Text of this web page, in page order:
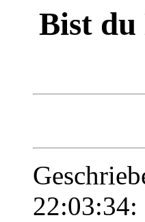
Bist
22:03:34: